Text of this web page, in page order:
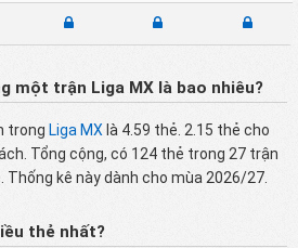
một trận Liga MX là bao nhiêu?
trong Liga MX là 4.59 thẻ. 2.15 thẻ cho
Tổng cộng, có 124 thẻ trong 27 trận
kê này dành cho mùa 2026/27.
thẻ nhất?